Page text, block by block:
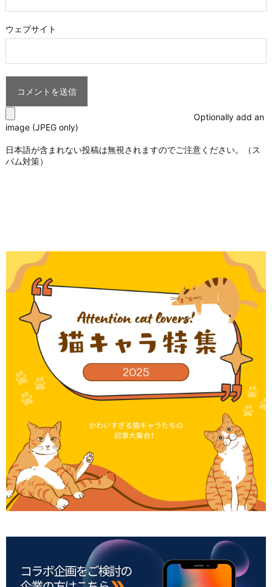
ウェブサイト
Optionally add an
image (JPEG only)
日本語が含まれない投稿は無視されますのでご注意ください。（ス
パム対策）